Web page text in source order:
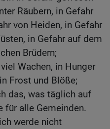
Räubern, in Gefahr
von Heiden, in Gefahr
in Gefahr auf dem
Brüdern;
Wachen, in Hunger
Frost und Blöße;
das, was täglich auf
für alle Gemeinden.
werde nicht